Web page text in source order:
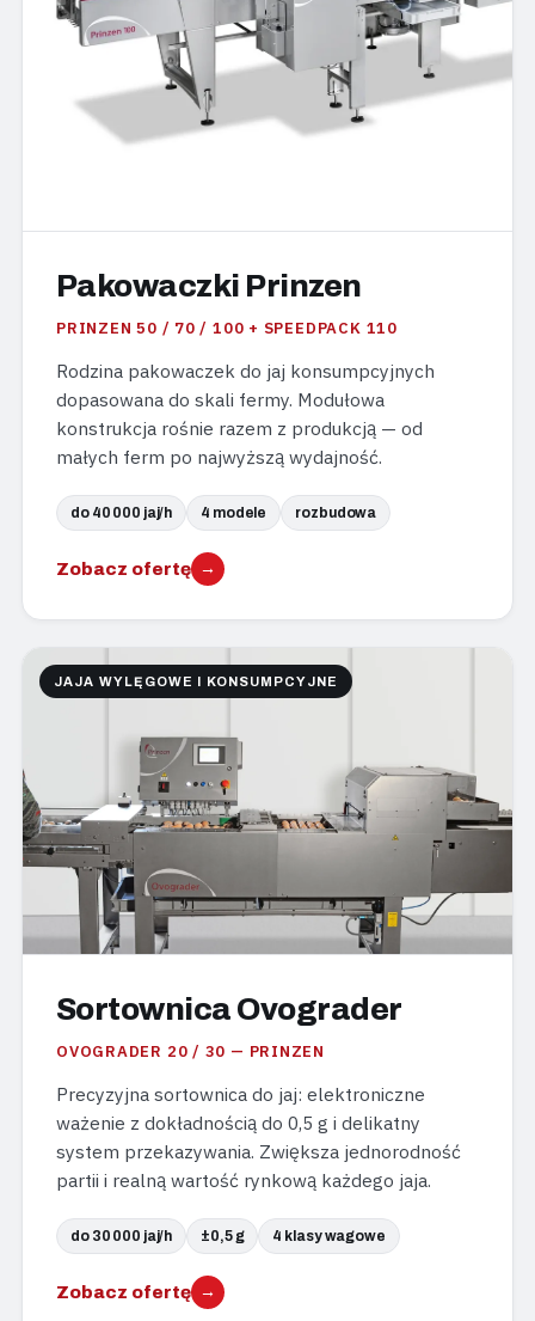
Pakowaczki Prinzen
PRINZEN 50 / 70 / 100 + SPEEDPACK 110
Rodzina pakowaczek do jaj konsumpcyjnych
dopasowana do skali fermy. Modułowa
konstrukcja rośnie razem z produkcją — od
małych ferm po najwyższą wydajność.
do 40 000 jaj/h 4 modele rozbudowa
Zobacz ofertę →
JAJA WYLĘGOWE I KONSUMPCYJNE
Sortownica Ovograder
OVOGRADER 20 / 30 — PRINZEN
Precyzyjna sortownica do jaj: elektroniczne
ważenie z dokładnością do 0,5 g i delikatny
system przekazywania. Zwiększa jednorodność
partii i realną wartość rynkową każdego jaja.
do 30 000 jaj/h ±0,5 g 4 klasy wagowe
Zobacz ofertę →